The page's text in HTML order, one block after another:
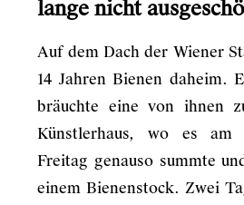
Info
Kontakt
lange nicht
Auf dem Dach der Wiener
14 Jahren Bienen daheim.
bräuchte eine von ihnen
Künstlerhaus, wo es am
Freitag genauso summte
einem Bienenstock. Zwei